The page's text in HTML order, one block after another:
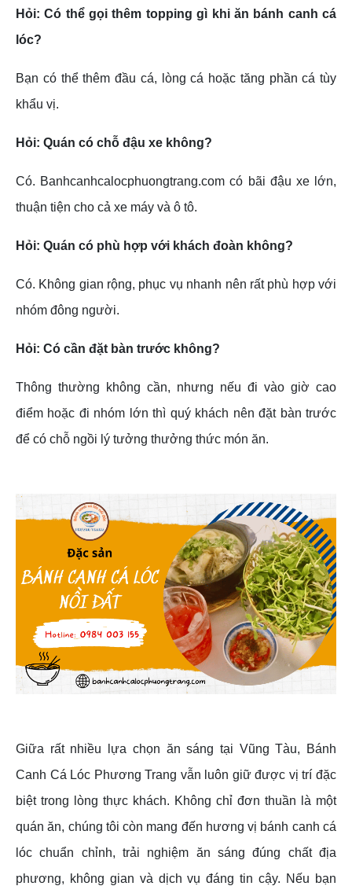
Hỏi: Có thể gọi thêm topping gì khi ăn bánh canh cá
lóc?
Bạn có thể thêm đầu cá, lòng cá hoặc tăng phần cá tùy
khẩu vị.
Hỏi: Quán có chỗ đậu xe không?
Có. Banhcanhcalocphuongtrang.com có bãi đậu xe lớn,
thuận tiện cho cả xe máy và ô tô.
Hỏi: Quán có phù hợp với khách đoàn không?
Có. Không gian rộng, phục vụ nhanh nên rất phù hợp với
nhóm đông người.
Hỏi: Có cần đặt bàn trước không?
Thông thường không cần, nhưng nếu đi vào giờ cao
điểm hoặc đi nhóm lớn thì quý khách nên đặt bàn trước
để có chỗ ngồi lý tưởng thưởng thức món ăn.
Giữa rất nhiều lựa chọn ăn sáng tại Vũng Tàu, Bánh
Canh Cá Lóc Phương Trang vẫn luôn giữ được vị trí đặc
biệt trong lòng thực khách. Không chỉ đơn thuần là một
quán ăn, chúng tôi còn mang đến hương vị bánh canh cá
lóc chuẩn chỉnh, trải nghiệm ăn sáng đúng chất địa
phương, không gian và dịch vụ đáng tin cậy. Nếu bạn